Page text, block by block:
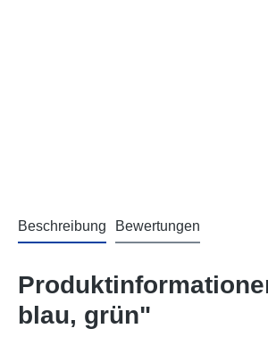
Beschreibung Bewertungen
blau, grün"